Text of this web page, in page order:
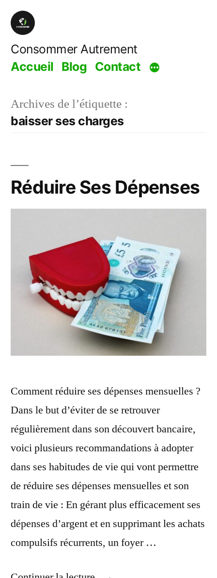
Aller
contenu
Consommer Autrement
Accueil Blog Contact
Archives de l’étiquette :
baisser ses charges
Réduire Ses Dépenses
Comment réduire ses dépenses mensuelles ?
Dans le but d’éviter de se retrouver
régulièrement dans son découvert bancaire,
voici plusieurs recommandations à adopter
dans ses habitudes de vie qui vont permettre
de réduire ses dépenses mensuelles et son
train de vie : En gérant plus efficacement ses
dépenses d’argent et en supprimant les achats
compulsifs récurrents, un foyer …